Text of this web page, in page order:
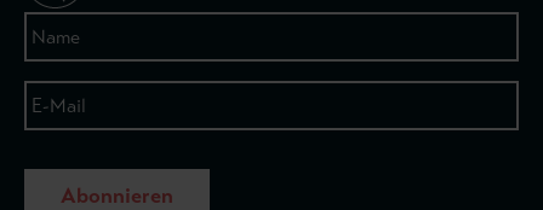
Abonnieren